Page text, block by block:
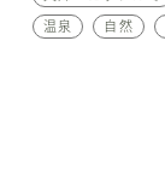
温泉
自然